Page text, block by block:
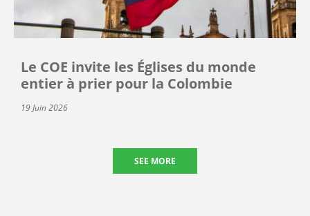
Le COE invite les Églises du monde
entier à prier pour la Colombie
19 Juin 2026
SEE MORE